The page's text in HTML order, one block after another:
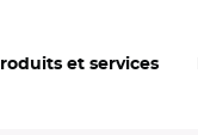
et services